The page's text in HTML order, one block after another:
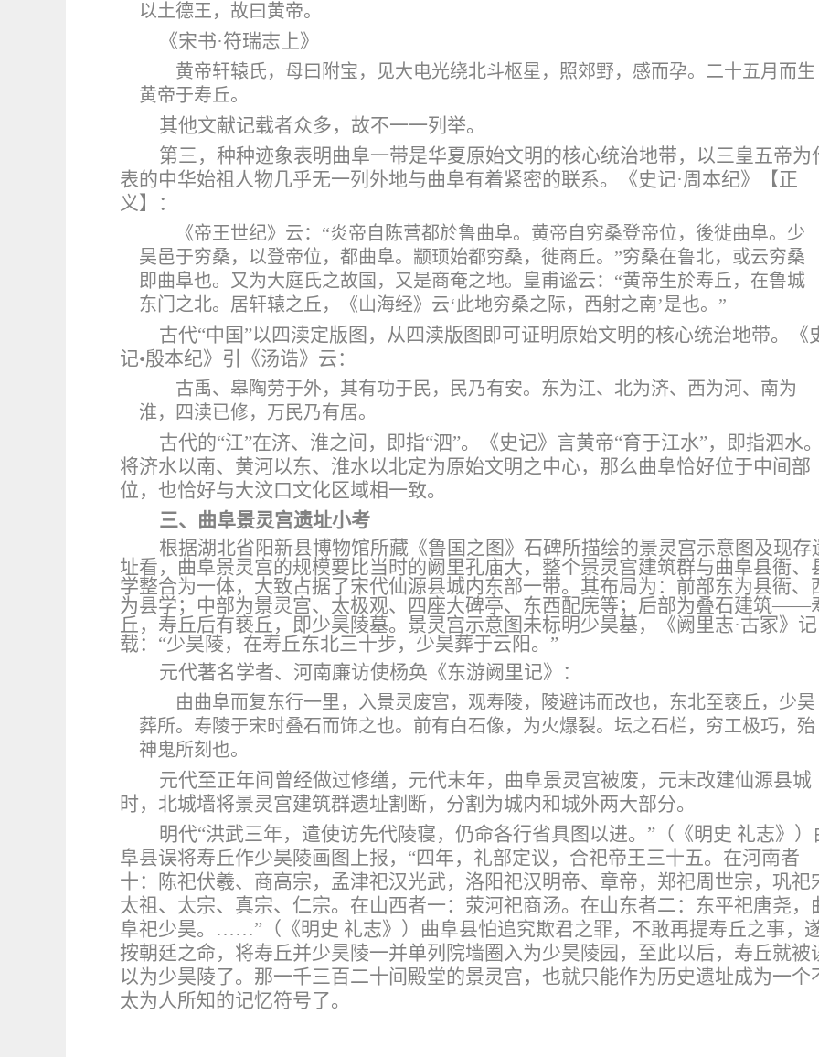
以土德王，故曰黄帝。
《宋书·符瑞志 上》
黄帝轩辕氏，母曰附宝，见大电光绕北斗枢星，照郊野，感而孕。二十五月而生
黄帝于寿丘。
其他文献记载者众多，故不一一列举。
第三，种种迹象表明曲阜一带是华夏原始文明的核心统治地带，以三皇五帝为
表的中华始祖人物几乎无一列外地与曲阜有着紧密的联系。《史记·周本纪》
【正
义】
：
《帝王世纪》云： “炎帝自陈营都於鲁曲阜。黄帝自穷桑登帝位，後徙曲阜。少
昊邑于穷桑，以登帝位，都曲阜。颛顼始都穷桑，徙商丘。”穷桑在鲁北，或云穷桑
即曲阜也。又为大庭氏之故国，又是商奄之地。皇甫谧云：“黄帝生於寿丘，在鲁城
东门之北。居轩辕之丘，《山海经》云‘此地穷桑之际，西射之南’是也。”
古代“中国”以四渎定版图，从四渎版图即可证明原始文明的核心统治地带。《
记•殷本纪》引《汤诰》云：
古禹、皋陶劳于外，其有功于民，民乃有安。东为江、北为济、西为河、南为
淮，四渎已修，万民乃有居。
古代的“江”在济、淮之间，即指“泗”。《史记》言黄帝“育于江水”，即指泗水
将济水以南、黄河以东、淮水以北定为原始文明之中心，那么曲阜恰好位于中间部
位，也恰好与大汶口文化区域相一致。
三、曲阜景灵宫遗址小考
根据湖北省阳新县博物馆所藏《鲁国之图》石碑所描绘的景灵宫示意图及现存
址看，曲阜景灵宫的规模要比当时的阙里孔庙大，整个景灵宫建筑群与曲阜县衙、
学整合为一体，大致占据了宋代仙源县城内东部一带。其布局为：前部东为县衙、
为县学；中部为景灵宫、太极观、四座大碑亭、东西配庑等；后部为叠石建筑——
丘，寿丘后有亵丘，即少昊陵墓。景灵宫示意图未标明少昊墓，
《阙里志·古冢》记
载：“少昊陵，在寿丘东北三十步，少昊葬于云阳。 ”
元代著名学者、河南廉访使杨奂《东游阙里记》 ：
由曲阜而复东行一里，入景灵废宫，观寿陵，陵避讳而改也，东北至亵丘，少昊
葬所。寿陵于宋时叠石而饰之也。前有白石像，为火爆裂。坛之石栏，穷工极巧，殆
神鬼所刻也。
元代至正年间曾经做过修缮，元代末年，曲阜景灵宫被废，元末改建仙源县城
时，北城墙将景灵宫建筑群遗址割断，分割为城内和城外两大部分。
明代“洪武三年，遣使访先代陵寝，仍命各行省具图以进。”（《明史 礼志》）
阜县误将寿丘作少昊陵画图上报，“四年，礼部定议，合祀帝王三十五。在河南者
十：陈祀伏羲、商高宗，孟津祀汉光武，洛阳祀汉明帝、章帝，郑祀周世宗，巩祀
太祖、太宗、真宗、仁宗。在山西者一：荥河祀商汤。在山东者二：东平祀唐尧，
阜祀少昊。……”（《明史 礼志》）曲阜县怕追究欺君之罪，不敢再提寿丘之事，
按朝廷之命，将寿丘并少昊陵一并单列院墙圈入为少昊陵园，至此以后，寿丘就被
以为少昊陵了。那一千三百二十间殿堂的景灵宫，也就只能作为历史遗址成为一个
太为人所知的记忆符号了。